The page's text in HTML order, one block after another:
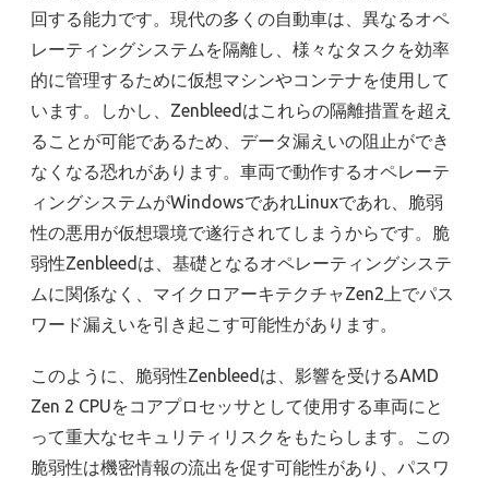
回する能力です。現代の多くの自動車は、異なるオペ
レーティングシステムを隔離し、様々なタスクを効率
的に管理するために仮想マシンやコンテナを使用して
います。しかし、Zenbleedはこれらの隔離措置を超え
ることが可能であるため、データ漏えいの阻止ができ
なくなる恐れがあります。車両で動作するオペレーテ
ィングシステムがWindowsであれLinuxであれ、脆弱
性の悪用が仮想環境で遂行されてしまうからです。脆
弱性Zenbleedは、基礎となるオペレーティングシステ
ムに関係なく、マイクロアーキテクチャZen2上でパス
ワード漏えいを引き起こす可能性があります。
このように、脆弱性Zenbleedは、影響を受けるAMD
Zen 2 CPUをコアプロセッサとして使用する車両にと
って重大なセキュリティリスクをもたらします。この
脆弱性は機密情報の流出を促す可能性があり、パスワ